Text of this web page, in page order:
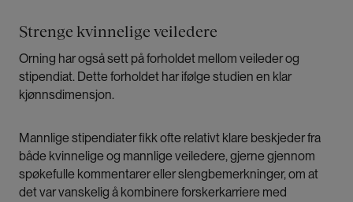
Strenge kvinnelige veiledere
Orning har også sett på forholdet mellom veileder og
stipendiat. Dette forholdet har ifølge studien en klar
kjønnsdimensjon.
Mannlige stipendiater fikk ofte relativt klare beskjeder fra
både kvinnelige og mannlige veiledere, gjerne gjennom
spøkefulle kommentarer eller slengbemerkninger, om at
det var vanskelig å kombinere forskerkarriere med